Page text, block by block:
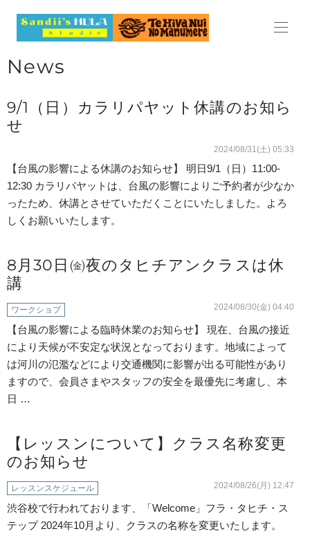
News
9/1（日）カラリパヤット休講のお知ら
せ
2024/08/31(土) 05:33
【台風の影響による休講のお知らせ】 明日9/1（日）11:00-
12:30 カラリパヤットは、台風の影響によりご予約者が少なか
ったため、休講とさせていただくことにいたしました。よろ
しくお願いいたします。
8月30日㈮夜のタヒチアンクラスは休
講
2024/08/30(金) 04:40
ワークショプ
【台風の影響による臨時休業のお知らせ】 現在、台風の接近
により天候が不安定な状況となっております。地域によって
は河川の氾濫などにより交通機関に影響が出る可能性があり
ますので、会員さまやスタッフの安全を最優先に考慮し、本
日 …
【レッスンについて】クラス名称変更
のお知らせ
2024/08/26(月) 12:47
レッスンスケジュール
渋谷校で行われております、「Welcome」フラ・タヒチ・ス
テップ 2024年10月より、クラスの名称を変更いたします。
HOME
LESSON
料金表
スケジュール
BLOG
CONTACT